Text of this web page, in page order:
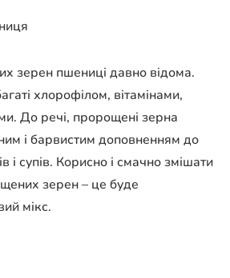
зерен пшениці давно відома.
хлорофілом, вітамінами,
До речі, пророщені зерна
і барвистим доповненням до
і супів. Корисно і смачно змішати
зерен – це буде
мікс.